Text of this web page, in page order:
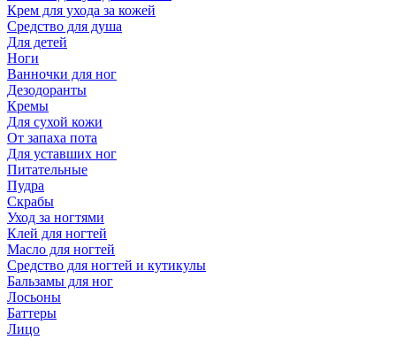
Крем для ухода за кожей
Средство для душа
Для детей
Ноги
Ванночки для ног
Дезодоранты
Кремы
Для сухой кожи
От запаха пота
Для уставших ног
Питательные
Пудра
Скрабы
Уход за ногтями
Клей для ногтей
Масло для ногтей
Средство для ногтей и кутикулы
Бальзамы для ног
Лосьоны
Баттеры
Лицо